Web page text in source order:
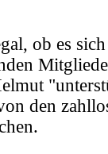
ob es
den